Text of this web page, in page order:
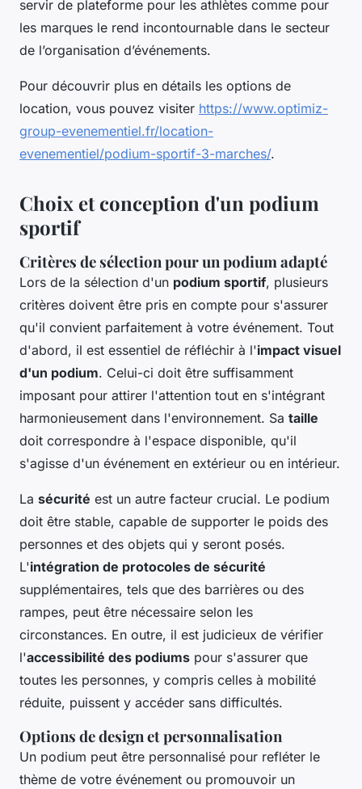
servir de plateforme pour les athlètes comme pour
les marques le rend incontournable dans le secteur
de l’organisation d’événements.
Pour découvrir plus en détails les options de
location, vous pouvez visiter https://www.optimiz-
group-evenementiel.fr/location-
evenementiel/podium-sportif-3-marches/.
Choix et conception d'un podium
sportif
Critères de sélection pour un podium adapté
Lors de la sélection d'un podium sportif, plusieurs
critères doivent être pris en compte pour s'assurer
qu'il convient parfaitement à votre événement. Tout
d'abord, il est essentiel de réfléchir à l'impact visuel
d'un podium. Celui-ci doit être suffisamment
imposant pour attirer l'attention tout en s'intégrant
harmonieusement dans l'environnement. Sa taille
doit correspondre à l'espace disponible, qu'il
s'agisse d'un événement en extérieur ou en intérieur.
La sécurité est un autre facteur crucial. Le podium
doit être stable, capable de supporter le poids des
personnes et des objets qui y seront posés.
L'intégration de protocoles de sécurité
supplémentaires, tels que des barrières ou des
rampes, peut être nécessaire selon les
circonstances. En outre, il est judicieux de vérifier
l'accessibilité des podiums pour s'assurer que
toutes les personnes, y compris celles à mobilité
réduite, puissent y accéder sans difficultés.
Options de design et personnalisation
Un podium peut être personnalisé pour refléter le
thème de votre événement ou promouvoir un